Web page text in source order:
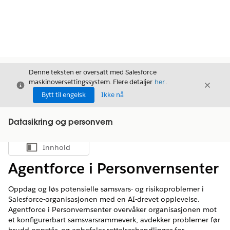
Avslutt
Denne teksten er oversatt med Salesforce
maskinoversettingssystem. Flere detaljer her.
Bytt til engelsk
Ikke nå
Avslutt
Datasikring og personvern
Vis innholdsfortegnelse
Innhold
Agentforce i Personvernsenter
Oppdag og løs potensielle samsvars- og risikoproblemer i
Salesforce-organisasjonen med en AI-drevet opplevelse.
Agentforce i Personvernsenter overvåker organisasjonen mot
et konfigurerbart samsvarsrammeverk, avdekker problemer før